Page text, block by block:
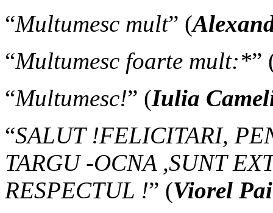
“Multumesc mult” (
“Multumesc foarte mult:*”
“Multumesc!” (Iulia
“SALUT !FELICITARI,
TARGU -OCNA ,SUNT
RESPECTUL !” (Viorel